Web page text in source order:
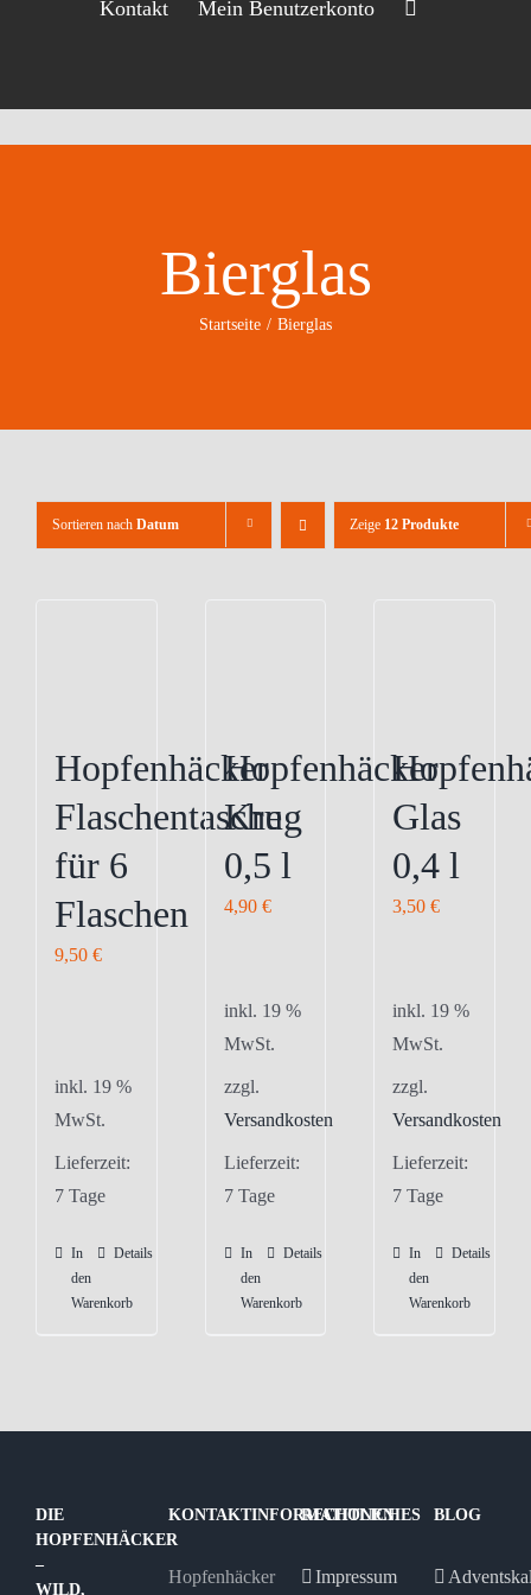
Kontakt Mein Benutzerkonto
Bierglas
Startseite Bierglas
Sortieren nach Datum Zeige 12 Produkte
Hopfenhäcker
Flaschentasche
für 6
Flaschen
9,50 €
inkl. 19 %
MwSt.
Lieferzeit:
7 Tage
In
den
Warenkorb
Details
Hopfenhäcker
Krug
0,5 l
4,90 €
inkl. 19 %
MwSt.
zzgl.
Versandkosten
Lieferzeit:
7 Tage
In
den
Warenkorb
Details
Glas
0,4 l
3,50€
inkl. 19 %
MwSt.
zzgl.
Versandkosten
Lieferzeit:
7 Tage
In
den
Warenkorb
Details
DIE
HOPFENHÄCKER
–
WILD,
KONTAKTINFORMATIONEN
Hopfenhäcker
RECHTLICHES
Impressum
BLOG